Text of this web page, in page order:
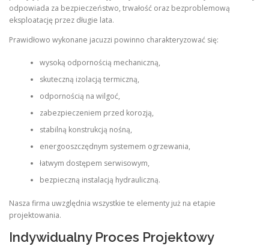
odpowiada za bezpieczeństwo, trwałość oraz bezproblemową
eksploatację przez długie lata.
Prawidłowo wykonane jacuzzi powinno charakteryzować się:
wysoką odpornością mechaniczną,
skuteczną izolacją termiczną,
odpornością na wilgoć,
zabezpieczeniem przed korozją,
stabilną konstrukcją nośną,
energooszczędnym systemem ogrzewania,
łatwym dostępem serwisowym,
bezpieczną instalacją hydrauliczną.
Nasza firma uwzględnia wszystkie te elementy już na etapie
projektowania.
Indywidualny Proces Projektowy